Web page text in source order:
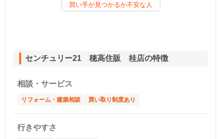
買い手が見つかるか不安な人
センチュリー21 穂高住販 桂店の特徴
相談・サービス
リフォーム・建築相談 買い取り制度あり
行きやすさ